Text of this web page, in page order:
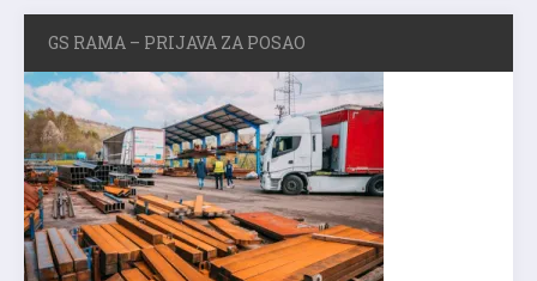
GS RAMA – PRIJAVA ZA POSAO